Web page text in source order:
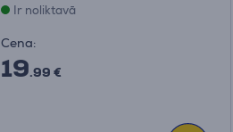
Ir noliktavā
Cena:
19.99 €